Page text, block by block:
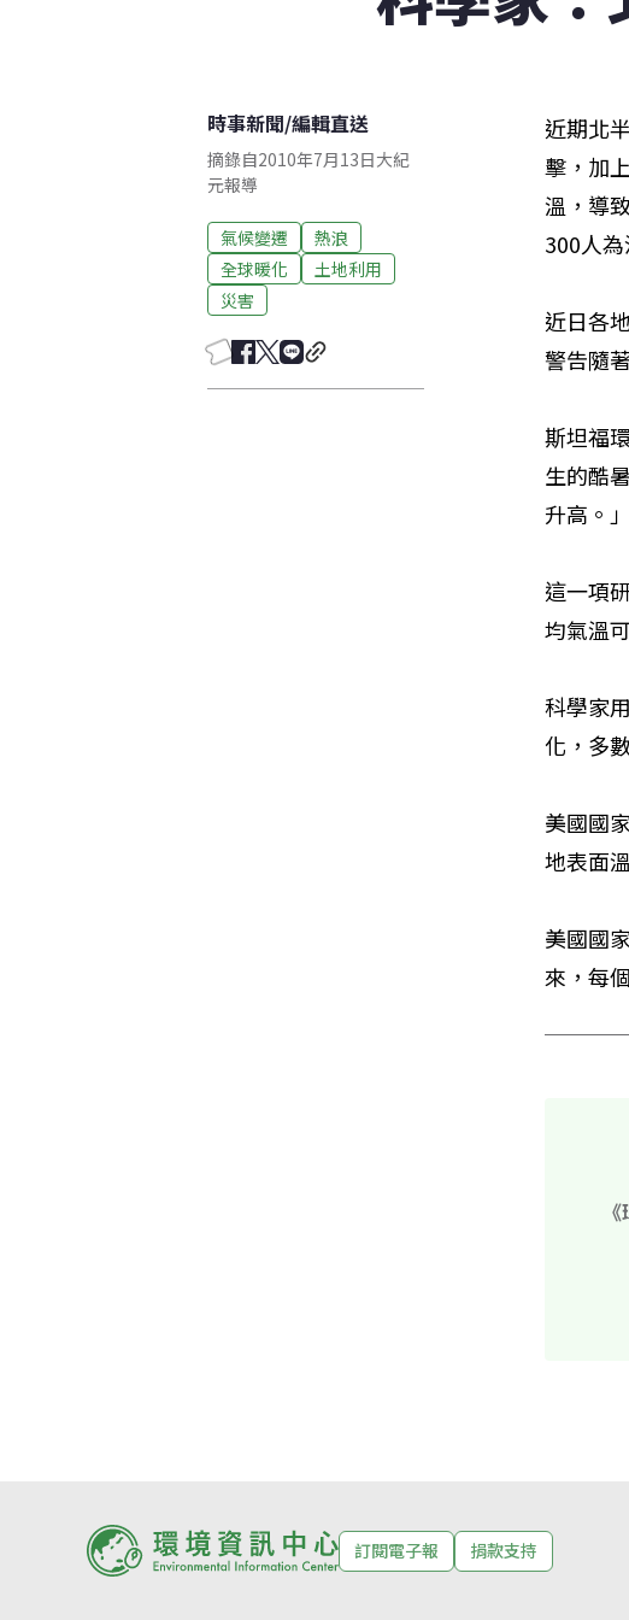
時事新聞/編輯直送
摘錄自2010年7月13日大紀
元報導
氣候變遷
熱浪
全球暖化
土地利用
災害
近期北
擊，加
溫，導
300人
近日各
警告隨
斯坦福
生的酷
升高。」
這一項
均氣溫
科學家
化，多
美國國
地表面
美國國
來，每
訂閱電子報 捐款支持